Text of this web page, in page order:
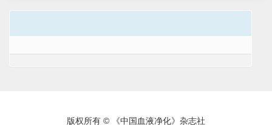
版权所有 © 《中国血液净化》杂志社